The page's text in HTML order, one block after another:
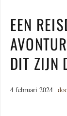
EEN
DIT ZIJN
4 februari 2024